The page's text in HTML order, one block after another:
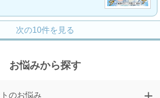
151号限定!25周年スペシャル美肌セット
151号限定のスペシャルセット
10,000
ーム(EX)
次の10件を見る
お悩みから探す
のお悩み